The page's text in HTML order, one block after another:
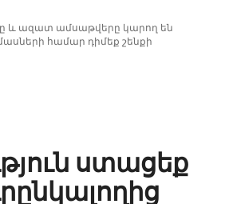
և ազատ ամսաթվերը կարող են
համար դիմեք շենքի
ստացեք